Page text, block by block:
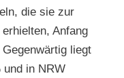
die sie zur
Anfang
liegt
und in NRW